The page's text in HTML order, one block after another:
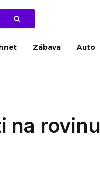
Zábava Auto
na rovinu